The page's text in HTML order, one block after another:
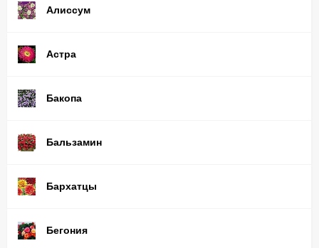
Алиссум
Астра
Бакопа
Бальзамин
Бархатцы
Бегония